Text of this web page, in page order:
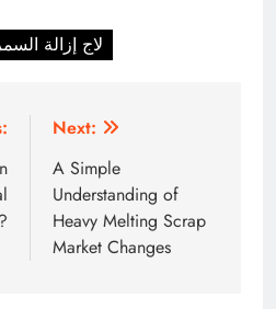
لاج إزالة
Next:
A Simple
Understanding of
Heavy Melting Scrap
Market Changes